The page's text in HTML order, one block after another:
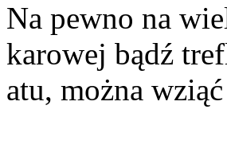
Na pewno na
karowej bądź
atu, można